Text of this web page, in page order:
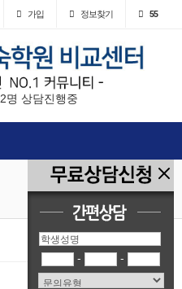
- -
가입 정보찾기 55
명 상담진행중